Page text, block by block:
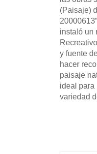
(Paisaje)
instaló un
y fuente
hacer
paisaje
ideal para
variedad